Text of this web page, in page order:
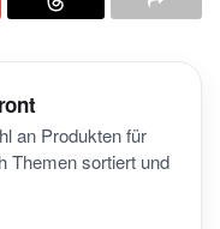
an Produkten für
Themen sortiert und